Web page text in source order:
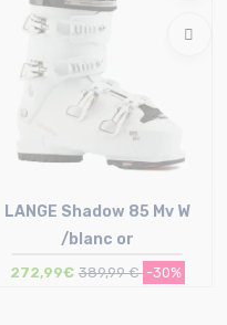
LANGE Shadow 85 Mv W
/blanc or
272,99€ 389,99 € -30%